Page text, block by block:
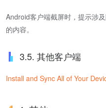
Android客户端截屏时，提示涉
的内容。
3.5. 其他客户端
Install and Sync All of Your